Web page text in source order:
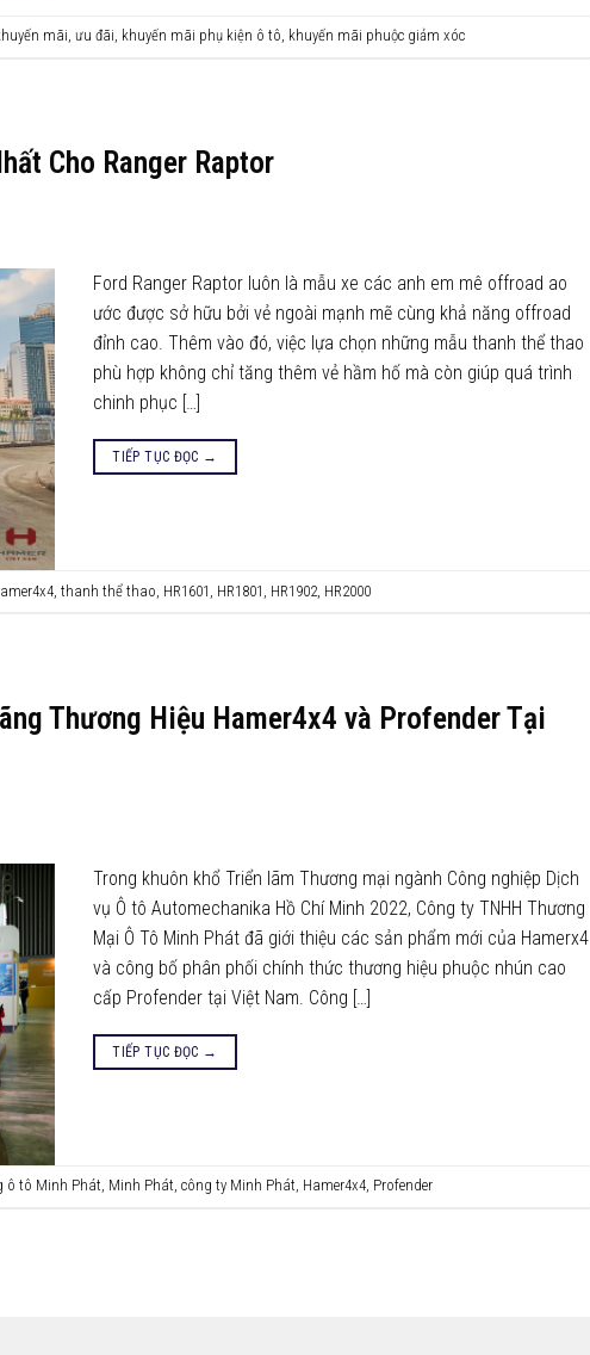
mãi ưu đãi khuyến mãi phụ kiện ô tô khuyến mãi phuộc giảm xóc
Cho Ranger Raptor
Ford Ranger Raptor luôn là mẫu xe các anh em mê offroad ao
ước được sở hữu bởi vẻ ngoài mạnh mẽ cùng khả năng offroad
đỉnh cao. Thêm vào đó, việc lựa chọn những mẫu thanh thể thao
phù hợp không chỉ tăng thêm vẻ hầm hố mà còn giúp quá trình
chinh phục […]
TIẾP TỤC ĐỌC →
thanh thể thao HR1601 HR1801 HR1902 HR2000
Thương Hiệu Hamer4x4 và Profender Tại
Trong khuôn khổ Triển lãm Thương mại ngành Công nghiệp Dịch
vụ Ô tô Automechanika Hồ Chí Minh 2022, Công ty TNHH Thương
Mại Ô Tô Minh Phát đã giới thiệu các sản phẩm mới của Hamerx4
và công bố phân phối chính thức thương hiệu phuộc nhún cao
cấp Profender tại Việt Nam. Công […]
TIẾP TỤC ĐỌC →
ô tô Minh Phát, Minh Phát, công ty Minh Phát, Hamer4x4, Profender